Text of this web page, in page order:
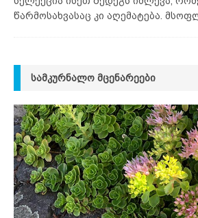
წარმოსახვასაც კი აღემატება.
ᲡᲐᲛᲙᲣᲠᲜᲐᲚᲝ ᲛᲪᲔᲜᲐᲠᲔᲔᲑᲘ